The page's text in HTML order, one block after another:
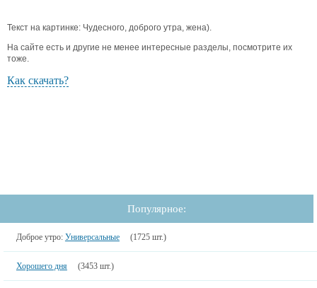
Текст на картинке: Чудесного, доброго утра, жена).
На сайте есть и другие не менее интересные разделы, посмотрите их
тоже.
Как скачать?
Популярное:
Доброе утро: Универсальные (1725 шт.)
Хорошего дня (3453 шт.)